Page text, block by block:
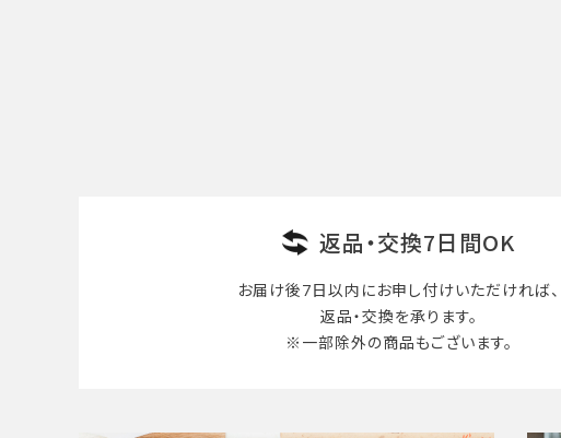
返品・交換7日間OK
お届け後7日以内にお申し付けいただければ、
返品・交換を承ります。
※一部除外の商品もございます。